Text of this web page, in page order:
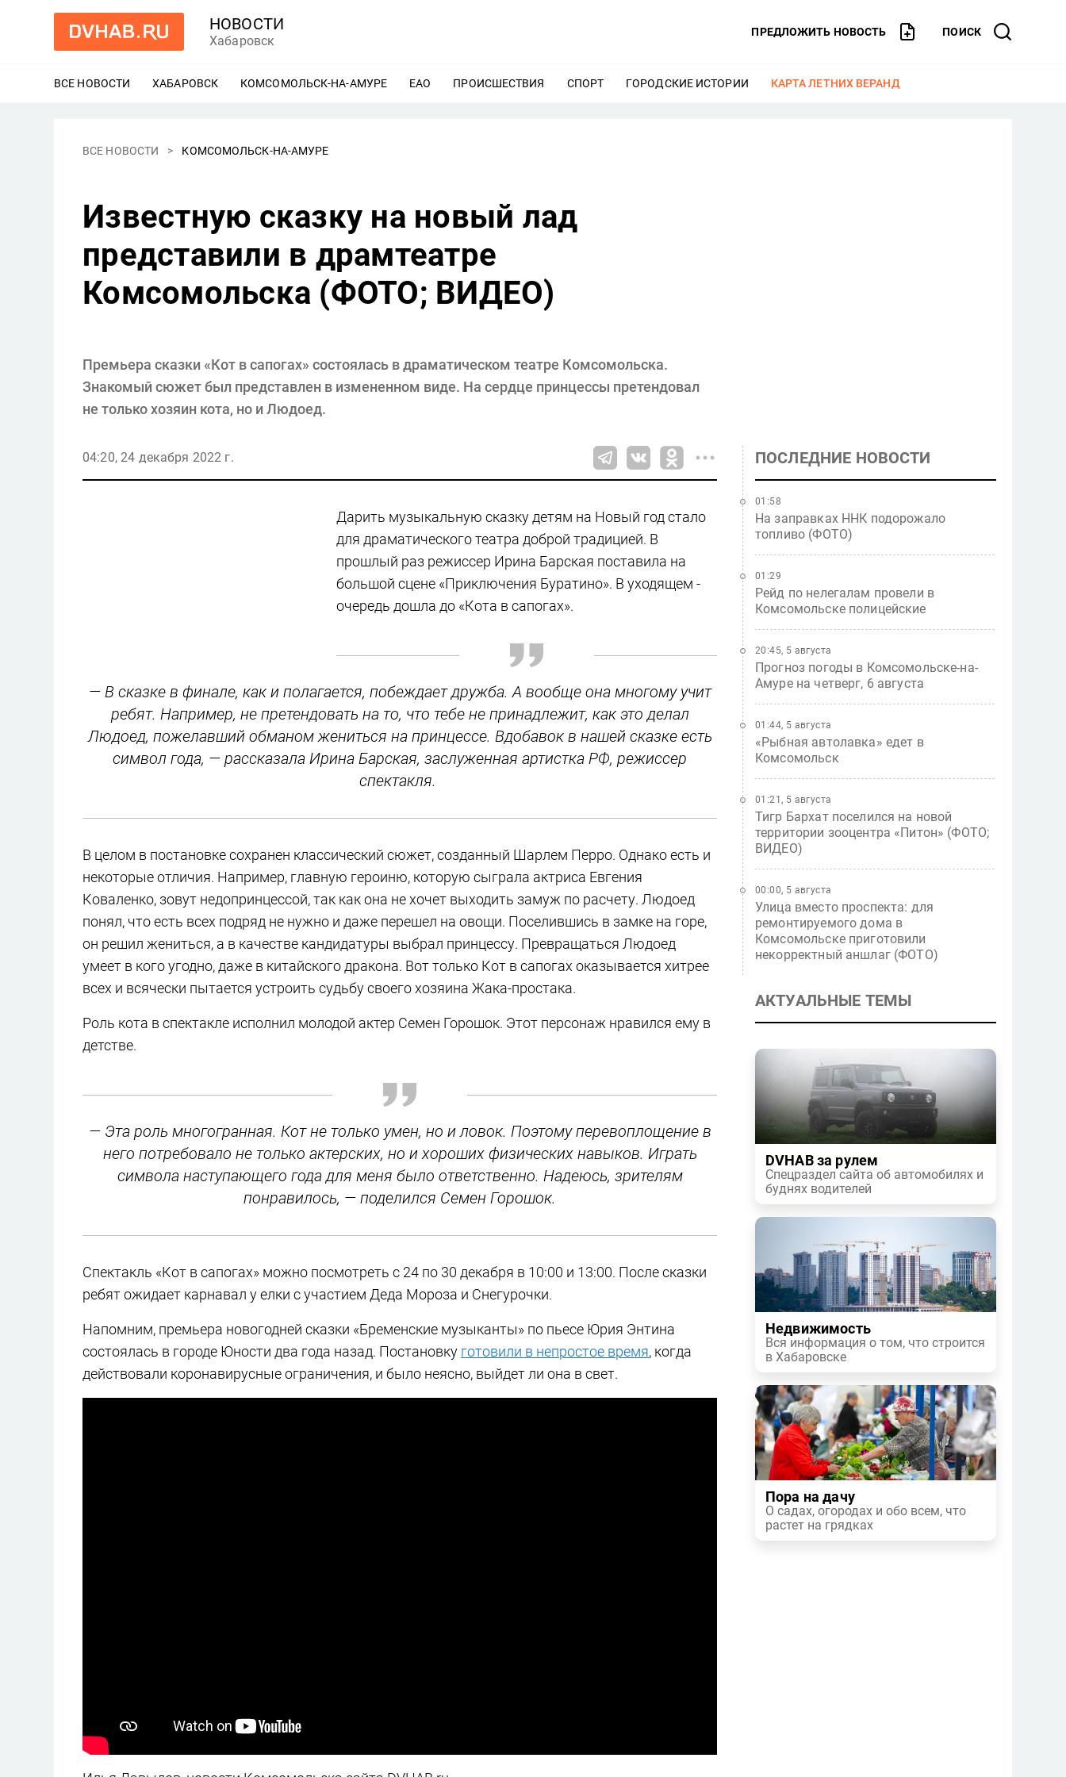
НОВОСТИ
Хабаровск
ПРЕДЛОЖИТЬ НОВОСТЬ ПОИСК
ВСЕ НОВОСТИ ХАБАРОВСК ЕЩЕ
КОМСОМОЛЬСК-НА-АМУРЕ ЕЩЕ
ЕАО ЕЩЕ
ПРОИСШЕСТВИЯ ЕЩЕ
СПОРТ ЕЩЕ
ГОРОДСКИЕ ИСТОРИИ ЕЩЕ
КАРТА ЛЕТНИХ ВЕРАНД
ВСЕ НОВОСТИ КОМСОМОЛЬСК-НА-АМУРЕ
Известную сказку на новый лад
представили в драмтеатре
Комсомольска (ФОТО; ВИДЕО)
Премьера сказки «Кот в сапогах» состоялась в драматическом театре Комсомольска.
Знакомый сюжет был представлен в измененном виде. На сердце принцессы претендовал
не только хозяин кота, но и Людоед.
04:20, 24 декабря 2022 г.
Дарить музыкальную сказку детям на Новый год стало
для драматического театра доброй традицией. В
прошлый раз режиссер Ирина Барская поставила на
большой сцене «Приключения Буратино». В уходящем -
очередь дошла до «Кота в сапогах».
— В сказке в финале, как и полагается, побеждает дружба. А вообще она многому учит
ребят. Например, не претендовать на то, что тебе не принадлежит, как это делал
Людоед, пожелавший обманом жениться на принцессе. Вдобавок в нашей сказке есть
символ года, — рассказала Ирина Барская, заслуженная артистка РФ, режиссер
спектакля.
В целом в постановке сохранен классический сюжет, созданный Шарлем Перро. Однако есть и
некоторые отличия. Например, главную героиню, которую сыграла актриса Евгения
Коваленко, зовут недопринцессой, так как она не хочет выходить замуж по расчету. Людоед
понял, что есть всех подряд не нужно и даже перешел на овощи. Поселившись в замке на горе,
он решил жениться, а в качестве кандидатуры выбрал принцессу. Превращаться Людоед
умеет в кого угодно, даже в китайского дракона. Вот только Кот в сапогах оказывается хитрее
всех и всячески пытается устроить судьбу своего хозяина Жака-простака.
Роль кота в спектакле исполнил молодой актер Семен Горошок. Этот персонаж нравился ему в
детстве.
— Эта роль многогранная. Кот не только умен, но и ловок. Поэтому перевоплощение в
него потребовало не только актерских, но и хороших физических навыков. Играть
символа наступающего года для меня было ответственно. Надеюсь, зрителям
понравилось, — поделился Семен Горошок.
Спектакль «Кот в сапогах» можно посмотреть с 24 по 30 декабря в 10:00 и 13:00. После сказки
ребят ожидает карнавал у елки с участием Деда Мороза и Снегурочки.
Напомним, премьера новогодней сказки «Бременские музыканты» по пьесе Юрия Энтина
состоялась в городе Юности два года назад. Постановку готовили в непростое время, когда
действовали коронавирусные ограничения, и было неясно, выйдет ли она в свет.
ПОСЛЕДНИЕ НОВОСТИ
На заправках ННК подорожало
топливо (ФОТО)
01:58
Рейд по нелегалам провели в
Комсомольске полицейские
01:29
Прогноз погоды в Комсомольске-на-
Амуре на четверг, 6 августа
20:45, 5 августа
«Рыбная автолавка» едет в
Комсомольск
01:44, 5 августа
Тигр Бархат поселился на новой
территории зооцентра «Питон» (ФОТО;
ВИДЕО)
01:21, 5 августа
Улица вместо проспекта: для
ремонтируемого дома в
Комсомольске приготовили
некорректный аншлаг (ФОТО)
00:00, 5 августа
АКТУАЛЬНЫЕ ТЕМЫ
DVHAB за рулем
Спецраздел сайта об автомобилях и
буднях водителей
Недвижимость
Вся информация о том, что строится
в Хабаровске
Пора на дачу
О садах, огородах и обо всем, что
растет на грядках